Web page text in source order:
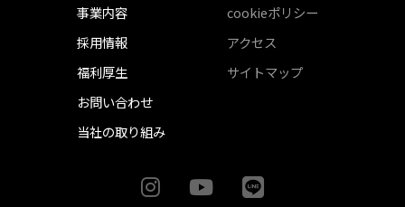
事業内容
採用情報
福利厚生
お問い合わせ
当社の取り組み
cookieポリシー
アクセス
サイトマップ